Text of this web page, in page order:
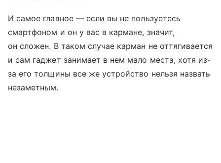
И самое главное — если вы не пользуетесь
смартфоном и он у вас в кармане, значит,
он сложен. В таком случае карман не оттягивается
и сам гаджет занимает в нем мало места, хотя из-
за его толщины все же устройство нельзя назвать
незаметным.